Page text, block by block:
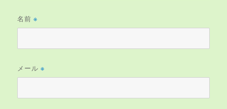
名前※
メール※